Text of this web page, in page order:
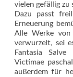
vielen gefällig zu
Dazu passt
Erneuerung
Alle Werke
verwurzelt, sei
Fantasia
Victimae
außerdem für